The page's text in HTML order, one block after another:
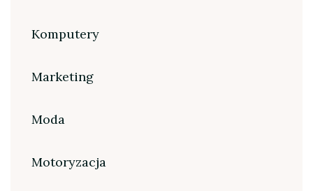
Komputery
Marketing
Moda
Motoryzacja